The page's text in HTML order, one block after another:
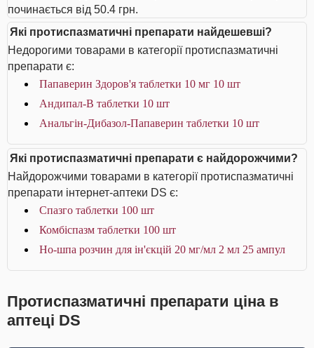
починається від 50.4 грн.
Які протиспазматичні препарати найдешевші?
Недорогими товарами в категорії протиспазматичні
препарати є:
Папаверин Здоров'я таблетки 10 мг 10 шт
Андипал-В таблетки 10 шт
Анальгін-Дибазол-Папаверин таблетки 10 шт
Які протиспазматичні препарати є найдорожчими?
Найдорожчими товарами в категорії протиспазматичні
препарати інтернет-аптеки DS є:
Спазго таблетки 100 шт
Комбіспазм таблетки 100 шт
Но-шпа розчин для ін'єкцій 20 мг/мл 2 мл 25 ампул
Протиспазматичні препарати ціна в
аптеці DS